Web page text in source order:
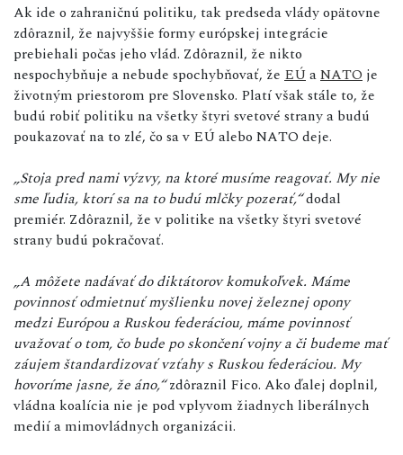
Ak ide o zahraničnú politiku, tak predseda vlády opätovne
zdôraznil, že najvyššie formy európskej integrácie
prebiehali počas jeho vlád. Zdôraznil, že nikto
nespochybňuje a nebude spochybňovať, že EÚ aNATO je
životným priestorom pre Slovensko. Platí však stále to, že
budú robiť politiku na všetky štyri svetové strany a budú
poukazovať na to zlé, čo sa v EÚ alebo NATO deje.
„Stoja pred nami výzvy, na ktoré musíme reagovať. My nie
sme ľudia, ktorí sa na to budú mlčky pozerať,“dodal
premiér. Zdôraznil, že v politike na všetky štyri svetové
strany budú pokračovať.
„A môžete nadávať do diktátorov komukoľvek. Máme
povinnosť odmietnuť myšlienku novej železnej opony
medzi Európou a Ruskou federáciou, máme povinnosť
uvažovať o tom, čo bude po skončení vojny a či budeme mať
záujem štandardizovať vzťahy s Ruskou federáciou. My
hovoríme jasne, že áno,“zdôraznil Fico. Ako ďalej doplnil,
vládna koalícia nie je pod vplyvom žiadnych liberálnych
medií a mimovládnych organizácii.